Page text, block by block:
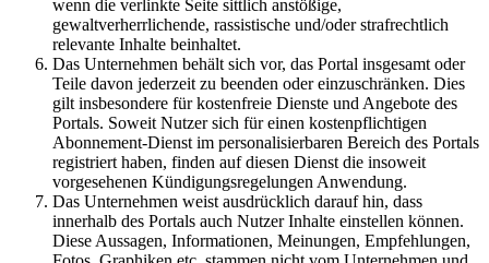
wenn die verlinkte Seite sittlich anstößige,
gewaltverherrlichende, rassistische und/oder strafrechtlich
relevante Inhalte beinhaltet.
Das Unternehmen behält sich vor, das Portal insgesamt oder
Teile davon jederzeit zu beenden oder einzuschränken. Dies
gilt insbesondere für kostenfreie Dienste und Angebote des
Portals. Soweit Nutzer sich für einen kostenpflichtigen
Abonnement-Dienst im personalisierbaren Bereich des Portals
registriert haben, finden auf diesen Dienst die insoweit
vorgesehenen Kündigungsregelungen Anwendung.
Das Unternehmen weist ausdrücklich darauf hin, dass
innerhalb des Portals auch Nutzer Inhalte einstellen können.
Diese Aussagen, Informationen, Meinungen, Empfehlungen,